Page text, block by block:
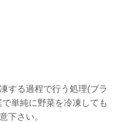
する過程で行う処理(ブラ
単純に野菜を冷凍しても
下さい。